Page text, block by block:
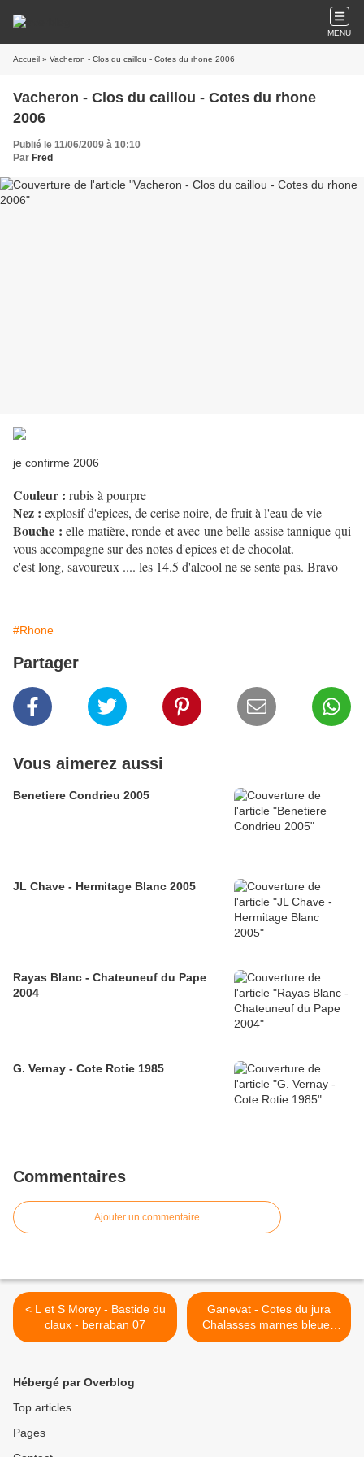
MENU
Accueil » Vacheron - Clos du caillou - Cotes du rhone 2006
Vacheron - Clos du caillou - Cotes du rhone
2006
Publié le 11/06/2009 à 10:10
Par Fred
je confirme 2006
Couleur : rubis à pourpre
Nez : explosif d'epices, de cerise noire, de fruit à l'eau de vie
Bouche : elle matière, ronde et avec une belle assise tannique qui
vous accompagne sur des notes d'epices et de chocolat.
c'est long, savoureux .... les 14.5 d'alcool ne se sente pas. Bravo
#Rhone
Partager
Vous aimerez aussi
Benetiere Condrieu 2005
JL Chave - Hermitage Blanc 2005
Rayas Blanc - Chateuneuf du Pape
2004
G. Vernay - Cote Rotie 1985
Commentaires
Ajouter un commentaire
< L et S Morey - Bastide du
claux - berraban 07
Ganevat - Cotes du jura
Chalasses marnes bleues
06 >
Hébergé par Overblog
Top articles
Pages